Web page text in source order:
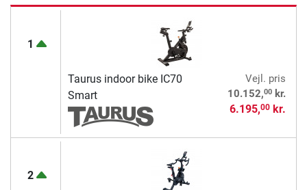
1
Taurus indoor bike IC70
Smart
Vejl. pris
10.152,00kr.
6.195,00kr.
2